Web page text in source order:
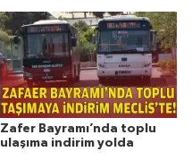
Zafer Bayramı’nda toplu
ulaşıma indirim yolda